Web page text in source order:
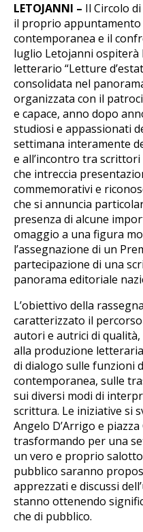
LETOJANNI – Il Circolo
il proprio appuntamento
contemporanea e il
luglio Letojanni ospiterà
letterario “Letture
consolidata nel
organizzata con il
e capace, anno dopo
studiosi e appassionati
settimana interamente
e all’incontro tra
che intreccia
commemorativi e
che si annuncia
presenza di alcune
omaggio a una figura
l’assegnazione di un
partecipazione di una
panorama editoriale
L’obiettivo della
caratterizzato il
autori e autrici di
alla produzione
di dialogo sulle funzioni
contemporanea, sulle
sui diversi modi di
scrittura. Le iniziative si
Angelo D’Arrigo e
trasformando per una
un vero e proprio
pubblico saranno
apprezzati e discussi
stanno ottenendo
che di pubblico.